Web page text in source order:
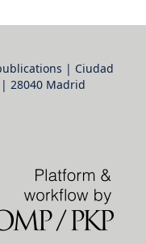
| Ciudad
28040 Madrid